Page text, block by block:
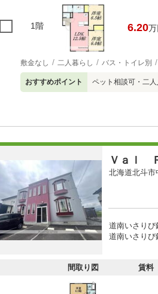
1階 6.20万
敷金なし 二人暮らし バス・トイレ別
おすすめポイント ペット相談可・二
Ｖａｌ
北海道北斗市
道南いさりび
道南いさりび
間取り図 賃料